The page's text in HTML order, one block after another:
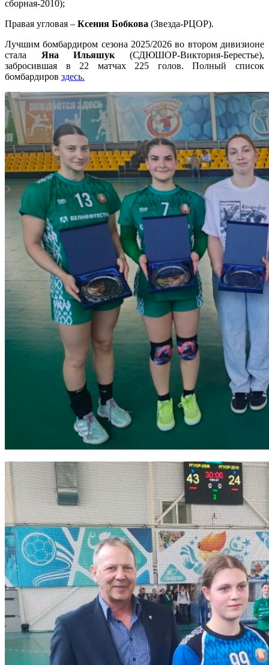
сборная-2010);
Правая угловая – Ксения Бобкова (Звезда-РЦОР).
Лучшим бомбардиром сезона 2025/2026 во втором дивизионе
стала Яна Ильяшук (СДЮШОР-Виктория-Берестье),
забросившая в 22 матчах 225 голов. Полный список
бомбардиров здесь.